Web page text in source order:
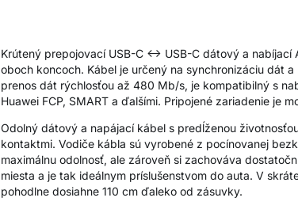
Krútený prepojovací USB-C <-> USB-C dátový a
oboch koncoch. Kábel je určený na synchronizáciu dát
prenos dát rýchlosťou až 480 Mb/s, je kompatibilný s
Huawei FCP, SMART a ďalšími. Pripojené zariadenie je
Odolný dátový a napájací kábel s predĺženou
kontaktmi. Vodiče kábla sú vyrobené z pocínovanej
maximálnu odolnosť, ale zároveň si zachováva
miesta a je tak ideálnym príslušenstvom do auta. V
pohodlne dosiahne 110 cm ďaleko od zásuvky.